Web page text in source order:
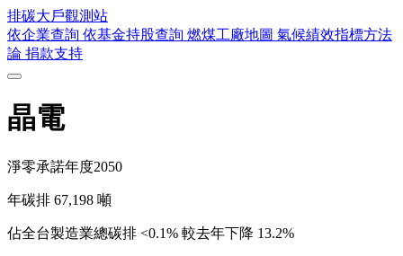
排碳大戶觀測站
依企業查詢 依基金持股查詢 燃煤工廠地圖 氣候績效指標方法
論 捐款支持
晶電
淨零承諾年度2050
年碳排 67,198 噸
佔全台製造業總碳排 <0.1% 較去年下降 13.2%